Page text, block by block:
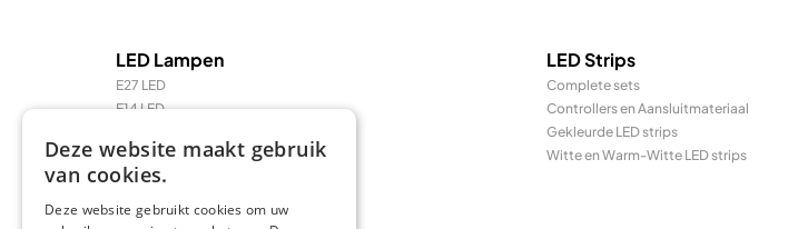
LED Lampen
E27 LED
E14 LED
LED TL & LED PL
R7 / R7s LED
LED Strips
Complete sets
Controllers en Aansluitmateriaal
Gekleurde LED strips
Witte en Warm-Witte LED strips
Deze website maakt gebruik
van cookies.
Deze website gebruikt cookies om uw